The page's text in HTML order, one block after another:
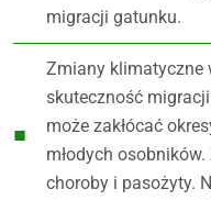
migracji gatunku.
Zmiany klimatyczne
skuteczność
może zakłócać
młodych
choroby i pasożyty.